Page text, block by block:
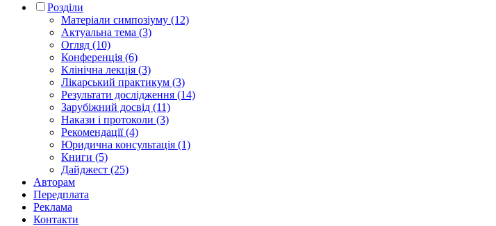
Розділи
Матеріали симпозіуму (12)
Актуальна тема (3)
Огляд (10)
Конференція (6)
Клінічна лекція (3)
Лікарський практикум (3)
Результати дослідження (14)
Зарубіжний досвід (11)
Накази і протоколи (3)
Рекомендації (4)
Юридична консультація (1)
Книги (5)
Дайджест (25)
Авторам
Передплата
Реклама
Контакти